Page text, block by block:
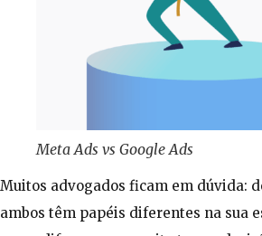
Meta Ads vs Google Ads
Muitos advogados ficam em dúvida:
ambos têm papéis diferentes na sua